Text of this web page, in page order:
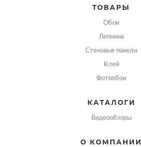
ТОВАРЫ
Обои
Лепнина
Стеновые панели
Клей
Фотообои
КАТАЛОГИ
Видеообзоры
О КОМПАНИИ